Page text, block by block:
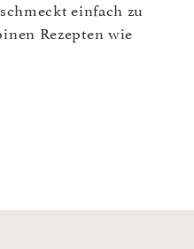
einfach zu
Rezepten wie